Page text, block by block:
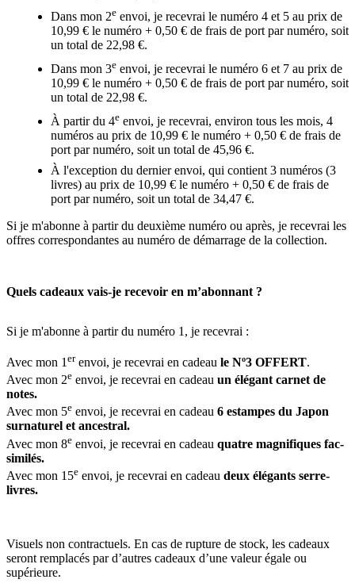
Dans mon 2e envoi, je recevrai le numéro 4 et 5 au prix de
10,99 € le numéro + 0,50 € de frais de port par numéro, soit
un total de 22,98 €.
Dans mon 3e envoi, je recevrai le numéro 6 et 7 au prix de
10,99 € le numéro + 0,50 € de frais de port par numéro, soit
un total de 22,98 €.
À partir du 4e envoi, je recevrai, environ tous les mois, 4
numéros au prix de 10,99 € le numéro + 0,50 € de frais de
port par numéro, soit un total de 45,96 €.
À l'exception du dernier envoi, qui contient 3 numéros (3
livres) au prix de 10,99 € le numéro + 0,50 € de frais de
port par numéro, soit un total de 34,47 €.
Si je m'abonne à partir du deuxième numéro ou après, je recevrai les
offres correspondantes au numéro de démarrage de la collection.
Quels cadeaux vais-je recevoir en m’abonnant ?
Si je m'abonne à partir du numéro 1, je recevrai :
Avec mon 1 erenvoi, je recevrai en cadeau le Nº3 OFFERT.
Avec mon 2e envoi, je recevrai en cadeau un élégant carnet de
notes.
Avec mon 5e envoi, je recevrai en cadeau 6 estampes du Japon
surnaturel et ancestral.
Avec mon 8e envoi, je recevrai en cadeau quatre magnifiques fac-
similés.
Avec mon 15e envoi, je recevrai en cadeau deux élégants serre-
livres.
Visuels non contractuels. En cas de rupture de stock, les cadeaux
seront remplacés par d’autres cadeaux d’une valeur égale ou
supérieure.